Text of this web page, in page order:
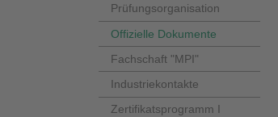
Prüfungsorganisation
Offizielle Dokumente
Fachschaft "MPI"
Industriekontakte
Zertifikatsprogramm I